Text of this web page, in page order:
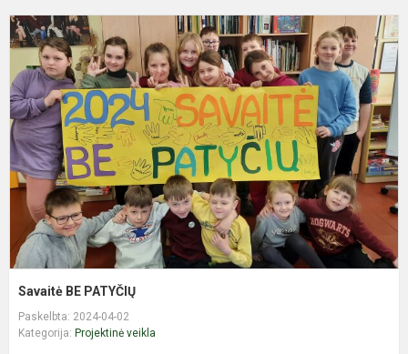
Savaitė BE PATYČIŲ
Paskelbta: 2024-04-02
Kategorija: Projektinė veikla